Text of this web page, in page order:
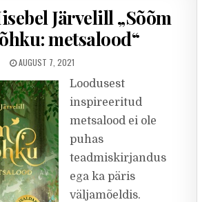
Järvelill „Sõõm
metsalood“
PUBLISHED DATE:
AUGUST 7, 2021
Loodusest
inspireeritud
metsalood ei ole
puhas
teadmiskirjandus
ega ka päris
väljamõeldis.